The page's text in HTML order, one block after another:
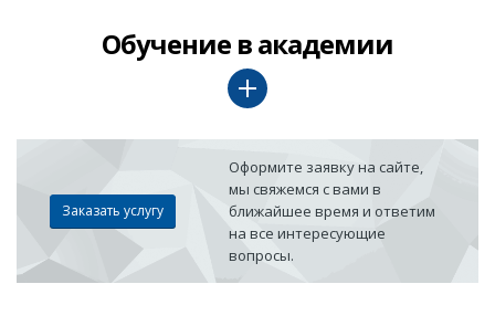
Обучение в академии
Заказать услугу
Оформите заявку на сайте,
мы свяжемся с вами в
ближайшее время и ответим
на все интересующие
вопросы.